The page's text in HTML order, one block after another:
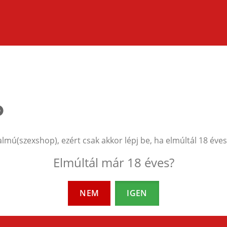
A TERMÉKEK IS ÉRDEKELHETNEK
ezért csak akkor lépj be, ha elmúltál 18
Elmúltál már 18 éves?
NEM IGEN